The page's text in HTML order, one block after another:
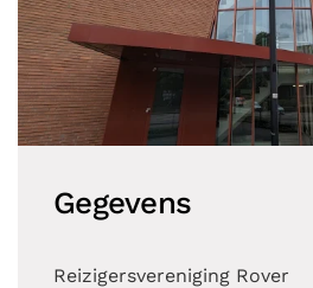
Gegevens
Reizigersvereniging Rover